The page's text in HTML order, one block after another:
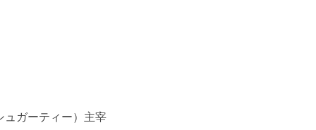
ュガーティー）主宰